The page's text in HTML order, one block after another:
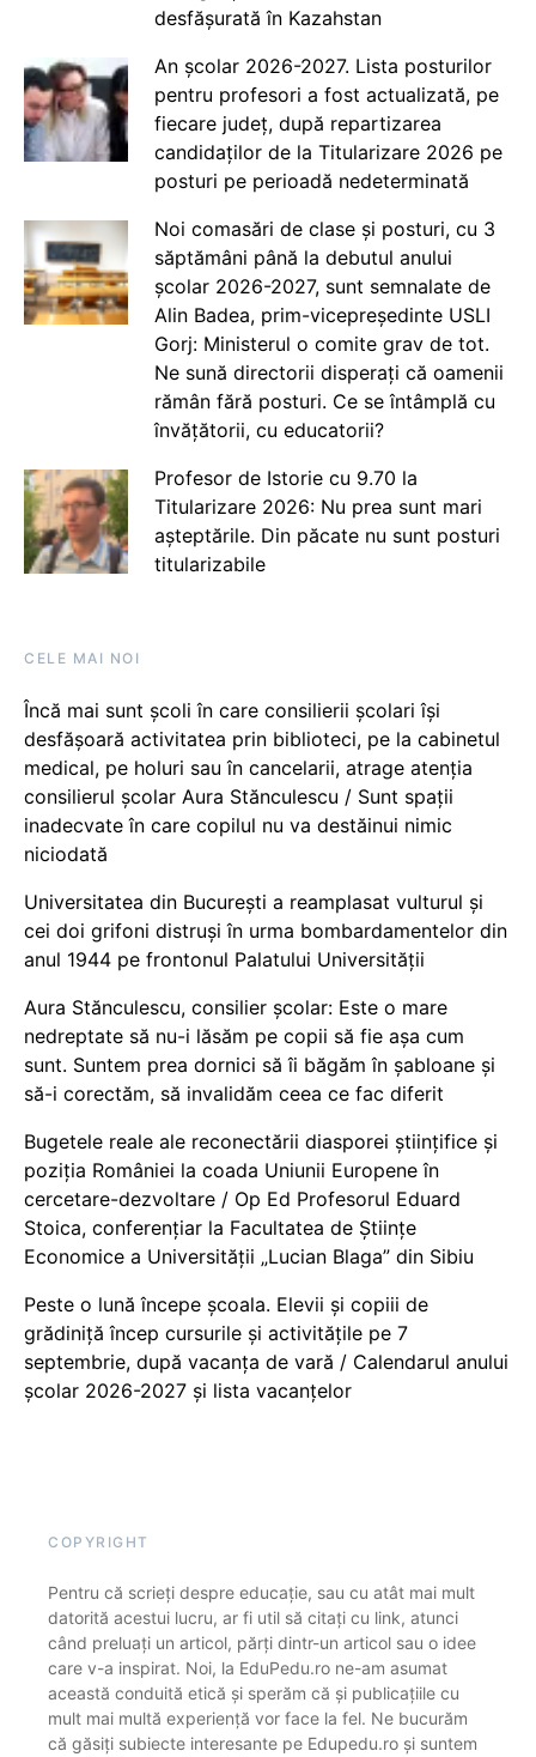
desfășurată în Kazahstan
An școlar 2026-2027. Lista posturilor
pentru profesori a fost actualizată, pe
fiecare județ, după repartizarea
candidaților de la Titularizare 2026 pe
posturi pe perioadă nedeterminată
Noi comasări de clase și posturi, cu 3
săptămâni până la debutul anului
școlar 2026-2027, sunt semnalate de
Alin Badea, prim-vicepreședinte USLI
Gorj: Ministerul o comite grav de tot.
Ne sună directorii disperați că oamenii
rămân fără posturi. Ce se întâmplă cu
învățătorii, cu educatorii?
Profesor de Istorie cu 9.70 la
Titularizare 2026: Nu prea sunt mari
așteptările. Din păcate nu sunt posturi
titularizabile
CELE MAI NOI
Încă mai sunt școli în care consilierii școlari își
desfășoară activitatea prin biblioteci, pe la cabinetul
medical, pe holuri sau în cancelarii, atrage atenția
consilierul școlar Aura Stănculescu / Sunt spații
inadecvate în care copilul nu va destăinui nimic
niciodată
Universitatea din București a reamplasat vulturul și
cei doi grifoni distruși în urma bombardamentelor din
anul 1944 pe frontonul Palatului Universității
Aura Stănculescu, consilier școlar: Este o mare
nedreptate să nu-i lăsăm pe copii să fie așa cum
sunt. Suntem prea dornici să îi băgăm în șabloane și
să-i corectăm, să invalidăm ceea ce fac diferit
Bugetele reale ale reconectării diasporei științifice și
poziția României la coada Uniunii Europene în
cercetare-dezvoltare / Op Ed Profesorul Eduard
Stoica, conferențiar la Facultatea de Științe
Economice a Universității „Lucian Blaga” din Sibiu
Peste o lună începe școala. Elevii și copiii de
grădiniță încep cursurile și activitățile pe 7
septembrie, după vacanța de vară / Calendarul anului
școlar 2026-2027 și lista vacanțelor
COPYRIGHT
Pentru că scrieți despre educație, sau cu atât mai mult
datorită acestui lucru, ar fi util să citați cu link, atunci
când preluați un articol, părți dintr-un articol sau o idee
care v-a inspirat. Noi, la EduPedu.ro ne-am asumat
această conduită etică și sperăm că și publicațiile cu
mult mai multă experiență vor face la fel. Ne bucurăm
că găsiți subiecte interesante pe Edupedu.ro și suntem